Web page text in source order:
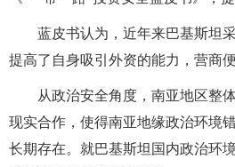
蓝皮书认为，近年来巴基斯坦
提高了自身吸引外资的能力，营商
从政治安全角度，南亚地区整
现实合作，使得南亚地缘政治环境
长期存在。就巴基斯坦国内政治环